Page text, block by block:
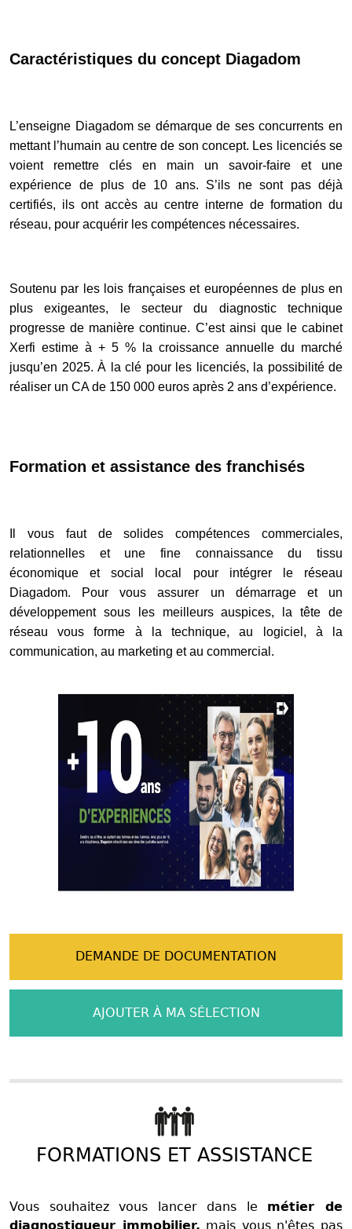
Caractéristiques du concept Diagadom
L’enseigne Diagadom se démarque de ses concurrents en
mettant l’humain au centre de son concept. Les licenciés se
voient remettre clés en main un savoir-faire et une
expérience de plus de 10 ans. S’ils ne sont pas déjà
certifiés, ils ont accès au centre interne de formation du
réseau, pour acquérir les compétences nécessaires.
Soutenu par les lois françaises et européennes de plus en
plus exigeantes, le secteur du diagnostic technique
progresse de manière continue. C’est ainsi que le cabinet
Xerfi estime à + 5 % la croissance annuelle du marché
jusqu’en 2025. À la clé pour les licenciés, la possibilité de
réaliser un CA de 150 000 euros après 2 ans d’expérience.
Formation et assistance des franchisés
Il vous faut de solides compétences commerciales,
relationnelles et une fine connaissance du tissu
économique et social local pour intégrer le réseau
Diagadom. Pour vous assurer un démarrage et un
développement sous les meilleurs auspices, la tête de
réseau vous forme à la technique, au logiciel, à la
communication, au marketing et au commercial.
DEMANDE DE DOCUMENTATION
AJOUTER À MA SÉLECTION
FORMATIONS ET ASSISTANCE
Vous souhaitez vous lancer dans le métier de
diagnostiqueur immobilier, mais vous n'êtes pas